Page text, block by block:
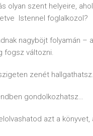
olyan szent helyeire,
Istennel foglalkozol?
nagyböjt folyamán –
fogsz változni.
zenét
gondolkozhatsz…
azt a